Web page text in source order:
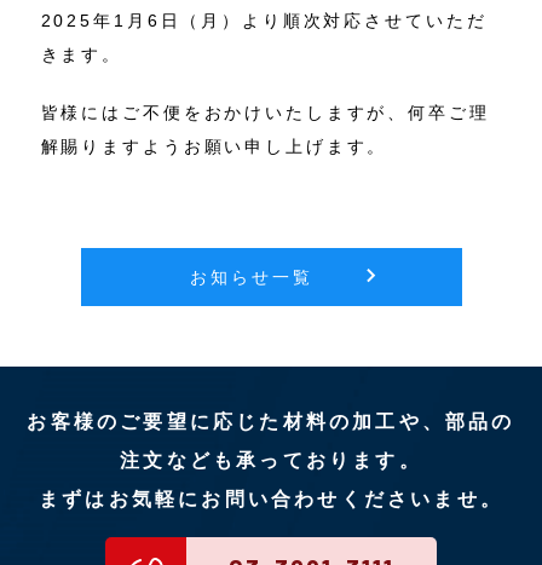
2025年1月6日（月）より順次対応させていただ
きます。
皆様にはご不便をおかけいたしますが、何卒ご理
解賜りますようお願い申し上げます。
お知らせ一覧
お客様のご要望に応じた材料の加工や、部品の
注文なども承っております。
まずはお気軽にお問い合わせくださいませ。